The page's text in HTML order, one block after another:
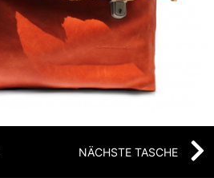
NÄCHSTE TASCHE